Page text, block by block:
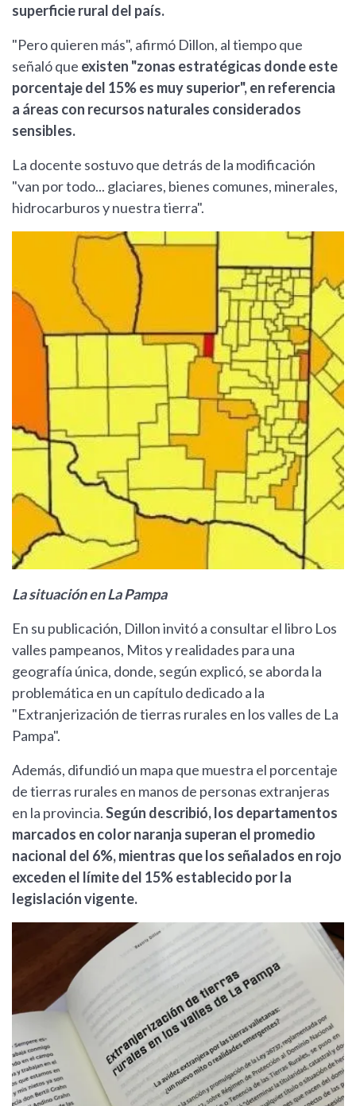
superficie rural del país.
"Pero quieren más", afirmó Dillon, al tiempo que
señaló que existen "zonas estratégicas donde este
porcentaje del 15% es muy superior", en referencia
a áreas con recursos naturales considerados
sensibles.
La docente sostuvo que detrás de la modificación
"van por todo... glaciares, bienes comunes, minerales,
hidrocarburos y nuestra tierra".
La situación en La Pampa
En su publicación, Dillon invitó a consultar el libro Los
valles pampeanos, Mitos y realidades para una
geografía única, donde, según explicó, se aborda la
problemática en un capítulo dedicado a la
"Extranjerización de tierras rurales en los valles de La
Pampa".
Además, difundió un mapa que muestra el porcentaje
de tierras rurales en manos de personas extranjeras
en la provincia.Según describió, los departamentos
marcados en color naranja superan el promedio
nacional del 6%, mientras que los señalados en rojo
exceden el límite del 15% establecido por la
legislación vigente.